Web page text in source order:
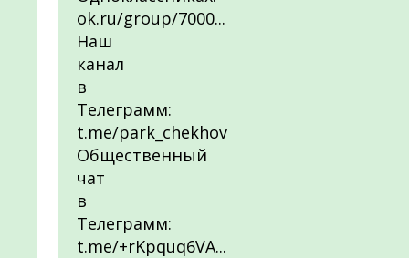
ok.ru/group/7000...
Наш
канал
в
Телеграмм:
t.me/park_chekhov
Общественный
чат
в
Телеграмм:
t.me/+rKpquq6VA...